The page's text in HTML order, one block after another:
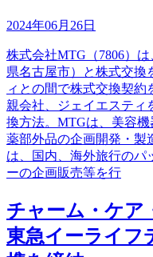
2024年06月26日
株式会社MTG（7806）
県名古屋市）と株式交換
ィとの間で株式交換契
親会社、ジェイエスティ
換方法。MTGは、美容
薬部外品の企画開発・製
は、国内、海外旅行のパ
ーの企画販売等を行
チャーム・ケア
東急イーライフ